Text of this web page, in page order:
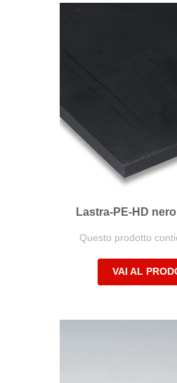
Lastra-PE-HD
Questo prodotto
VAI AL